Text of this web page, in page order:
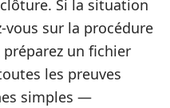
Si la situation
vous sur la procédure
un fichier
les preuves
simples —